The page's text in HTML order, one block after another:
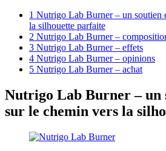
1 Nutrigo Lab Burner – un soutien
la silhouette parfaite
2 Nutrigo Lab Burner –
3 Nutrigo Lab Burner – effets
4 Nutrigo Lab Burner – opinions
5 Nutrigo Lab Burner – achat
Nutrigo Lab Burner – un
sur le chemin vers la